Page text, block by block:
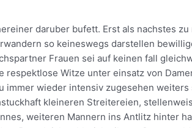
daruber bufett. Erst als nachstes
so keineswegs darstellen
Frauen sei auf keinen fall
respektlose Witze unter einsatz von
immer wieder intensiv zugesehen
kleineren Streitereien,
weiteren Mannern ins Antlitz hinter